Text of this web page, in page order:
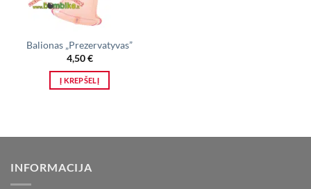
Balionas „Prezervatyvas”
4,50€
Į KREPŠELĮ
INFORMACIJA